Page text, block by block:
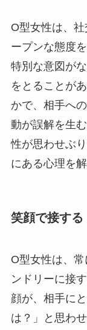
O型女性は、
ープンな態度
特別な意図が
をとることが
かで、相手へ
動が誤解を生
性が思わせぶ
にある心理を解
笑顔で接する
O型女性は、
ンドリーに接
顔が、相手に
は？」と思わ